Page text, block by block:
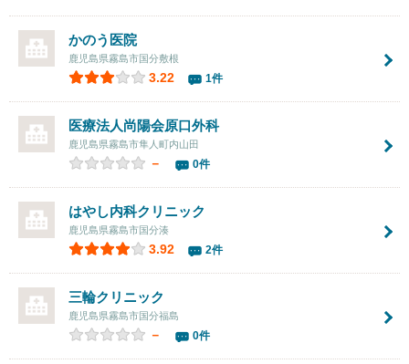
かのう医院
鹿児島県霧島市国分敷根
3.22 1件
医療法人尚陽会原口外科
鹿児島県霧島市隼人町内山田
－ 0件
はやし内科クリニック
鹿児島県霧島市国分湊
3.92 2件
三輪クリニック
鹿児島県霧島市国分福島
－ 0件